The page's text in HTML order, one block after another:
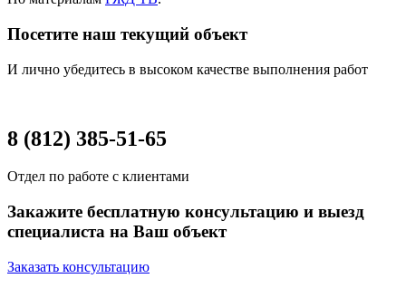
Посетите наш текущий объект
И лично убедитесь в высоком качестве выполнения работ
8 (812) 385-51-65
Отдел по работе с клиентами
Закажите бесплатную консультацию и выезд
специалиста на Ваш объект
Заказать консультацию